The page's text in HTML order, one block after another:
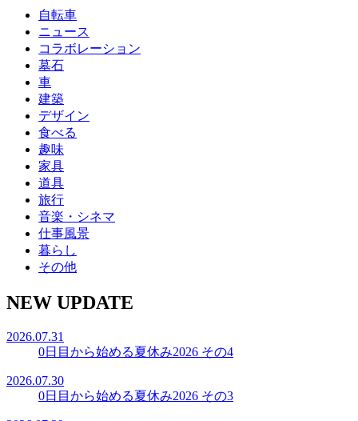
自転車
ニュース
コラボレーション
墓石
車
建築
デザイン
食べる
趣味
家具
道具
旅行
音楽・シネマ
仕事風景
暮らし
その他
NEW UPDATE
2026.07.31
0日目から始める夏休み2026 その4
2026.07.30
0日目から始める夏休み2026 その3